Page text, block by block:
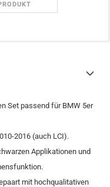
Set passend für BMW 5er
2016 (auch LCI).
Applikationen und
mit hochqualitativen